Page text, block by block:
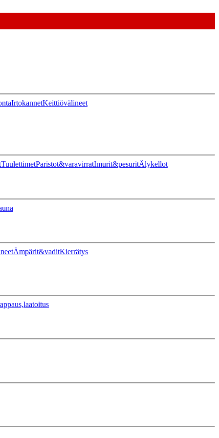
IrtokannetKeittiövälineet
TuulettimetParistot&varavirratImurit&pesuritÄlykellot
Ämpärit&vaditKierrätys